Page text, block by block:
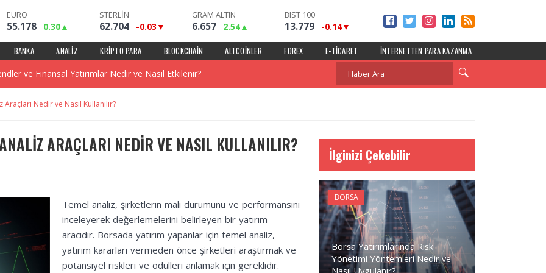
EURO
55.178 0.30
STERLİN
62.704 -0.03
GRAM ALTIN
6.657 2.54
BIST 100
13.779 -0.14
BANKA ANALIZ KRIPTO PARA BLOCKCHAIN ALTCOINLER FOREX E-TICARET İNTERNETTEN PARA KAZANMA
Pazar Trendlerinin Analizi Nedir ve Nasıl Yapılır?
ve Finansal Yatırımlar Nedir ve Nasıl Etkilenir?
Trendleri Nedir ve Nasıl Yönetilir?
Analiz Araçları Nedir ve Nasıl Kullanılır?
ve Finansal Performans Nedir ve Nasıl Yönetilir?
ve Risk Analizi Nedir ve Nasıl Hesaplanır?
Risk Yönetimi Yöntemleri Nedir ve Nasıl Yapılır?
ve Uygulama Yöntemleri Nedir?
Nedir ve Nasıl Kullanılır?
ARAÇLARI NEDIR VE NASIL KULLANILIR?
Temel analiz, şirketlerin mali durumunu ve performansını
inceleyerek değerlemelerini belirleyen bir yatırım
aracıdır. Borsada yatırım yapanlar için temel analiz,
yatırım kararları vermeden önce şirketleri araştırmak ve
potansiyel riskleri ve ödülleri anlamak için gereklidir.
İlginizi Çekebilir
BORSA
Borsa Yatırımlarında Risk
Yönetimi Yöntemleri Nedir ve
Nasıl Uygulanır?